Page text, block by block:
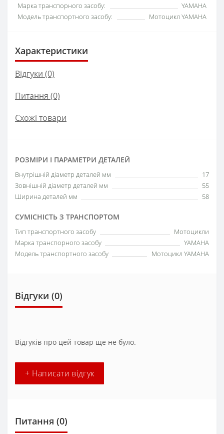
Марка транспорного засобу:
YAMAHA
Модель транспортного засобу:
Мотоцикл YAMAHA
Характеристики
Відгуки (0)
Питання (0)
Схожі товари
РОЗМІРИ І ПАРАМЕТРИ ДЕТАЛЕЙ
Внутрішній діаметр деталей мм
17
Зовнішній діаметр деталей мм
55
Ширина деталей мм
58
СУМІСНІСТЬ З ТРАНСПОРТОМ
Тип транспортного засобу
Мотоцикли
Марка транспорного засобу
YAMAHA
Модель транспортного засобу
Мотоцикл YAMAHA
Відгуки (0)
Відгуків про цей товар ще не було.
+ Написати відгук
Питання (0)